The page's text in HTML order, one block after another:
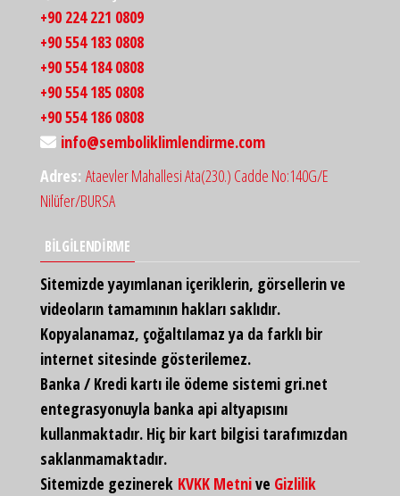
+90 224 221 0809
+90 554 183 0808
+90 554 184 0808
+90 554 185 0808
+90 554 186 0808
info@semboliklimlendirme.com
Adres: Ataevler Mahallesi Ata(230.) Cadde No:140G/E
Nilüfer/BURSA
BİLGİLENDİRME
Sitemizde yayımlanan içeriklerin, görsellerin ve
videoların tamamının hakları saklıdır.
Kopyalanamaz, çoğaltılamaz ya da farklı bir
internet sitesinde gösterilemez.
Banka / Kredi kartı ile ödeme sistemi gri.net
entegrasyonuyla banka api altyapısını
kullanmaktadır. Hiç bir kart bilgisi tarafımızdan
saklanmamaktadır.
Sitemizde gezinerek KVKK Metnive Gizlilik